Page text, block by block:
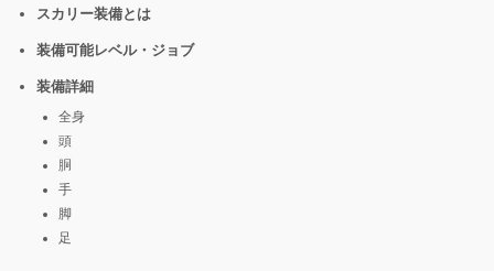
スカリー装備とは
装備可能レベル・ジョブ
装備詳細
全身
頭
胴
手
脚
足